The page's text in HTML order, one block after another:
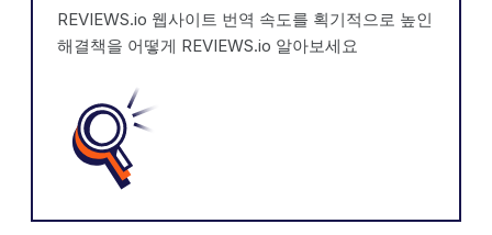
REVIEWS.io 웹사이트 번역 속도를 획기적으로 높인
해결책을 어떻게 REVIEWS.io 알아보세요